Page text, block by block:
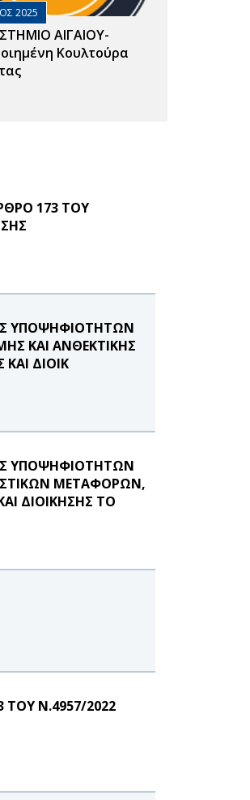
2025
ΑΙΓΑΙΟΥ-
Κουλτούρα
173 ΤΟΥ
ΥΠΟΨΗΦΙΟΤΗΤΩΝ
ΚΑΙ ΑΝΘΕΚΤΙΚΗΣ
ΔΙΟΙΚ
ΥΠΟΨΗΦΙΟΤΗΤΩΝ
ΜΕΤΑΦΟΡΩΝ,
ΔΙΟΙΚΗΣΗΣ ΤΟ
Ν.4957/2022